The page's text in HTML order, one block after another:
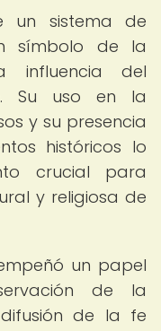
un sistema de
símbolo de la
del
Su uso en la
y su presencia
históricos lo
crucial para
y religiosa de
un papel
de la
de la fe